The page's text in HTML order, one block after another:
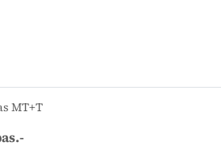
MT+T